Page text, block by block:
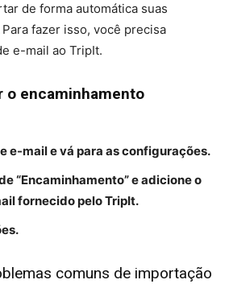
de forma automática suas
fazer isso, você precisa
e-mail ao TripIt.
o encaminhamento
e-mail e vá para as configurações.
“Encaminhamento” e adicione o
fornecido pelo TripIt.
comuns de importação